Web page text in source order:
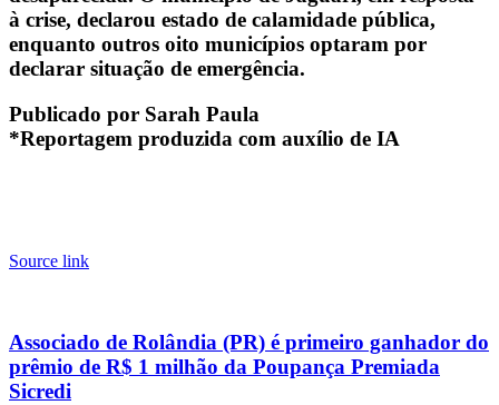
à crise, declarou estado de calamidade pública,
enquanto outros oito municípios optaram por
declarar situação de emergência.
Publicado por Sarah Paula
*Reportagem produzida com auxílio de IA
Source link
Associado de Rolândia (PR) é primeiro ganhador do
prêmio de R$ 1 milhão da Poupança Premiada
Sicredi